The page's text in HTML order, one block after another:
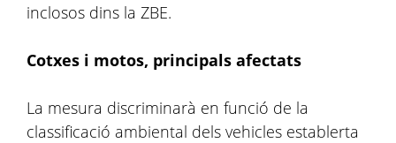
inclosos dins la ZBE.
Cotxes i motos, principals afectats
La mesura discriminarà en funció de la
classificació ambiental dels vehicles establerta